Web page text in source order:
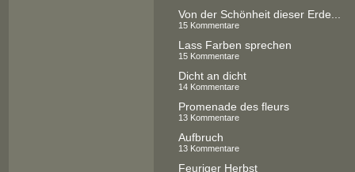
Von der Schönheit dieser Erde...
15 Kommentare
Lass Farben sprechen
15 Kommentare
Dicht an dicht
14 Kommentare
Promenade des fleurs
13 Kommentare
Aufbruch
13 Kommentare
Feuriger Herbst